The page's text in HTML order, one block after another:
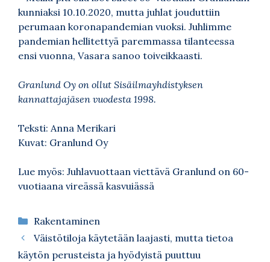
kunniaksi 10.10.2020, mutta juhlat jouduttiin
perumaan koronapandemian vuoksi. Juhlimme
pandemian hellitettyä paremmassa tilanteessa
ensi vuonna, Vasara sanoo toiveikkaasti.
Granlund Oy on ollut Sisäilmayhdistyksen
kannattajajäsen vuodesta 1998.
Teksti: Anna Merikari
Kuvat: Granlund Oy
Lue myös: Juhlavuottaan viettävä Granlund on 60-
vuotiaana vireässä kasvuiässä
Kategoriat
Rakentaminen
Väistötiloja käytetään laajasti, mutta tietoa
käytön perusteista ja hyödyistä puuttuu